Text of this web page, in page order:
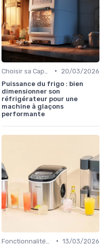
•
20/03/2026
Puissance du frigo : bien
dimensionner son
réfrigérateur pour une
machine à glaçons
performante
• 13/03/2026